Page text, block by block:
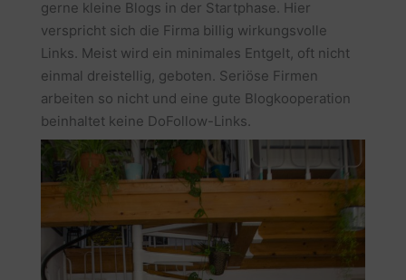
gerne kleine Blogs in der Startphase. Hier
verspricht sich die Firma billig wirkungsvolle
Links. Meist wird ein minimales Entgelt, oft nicht
einmal dreistellig, geboten. Seriöse Firmen
arbeiten so nicht und eine gute Blogkooperation
beinhaltet keine DoFollow-Links.